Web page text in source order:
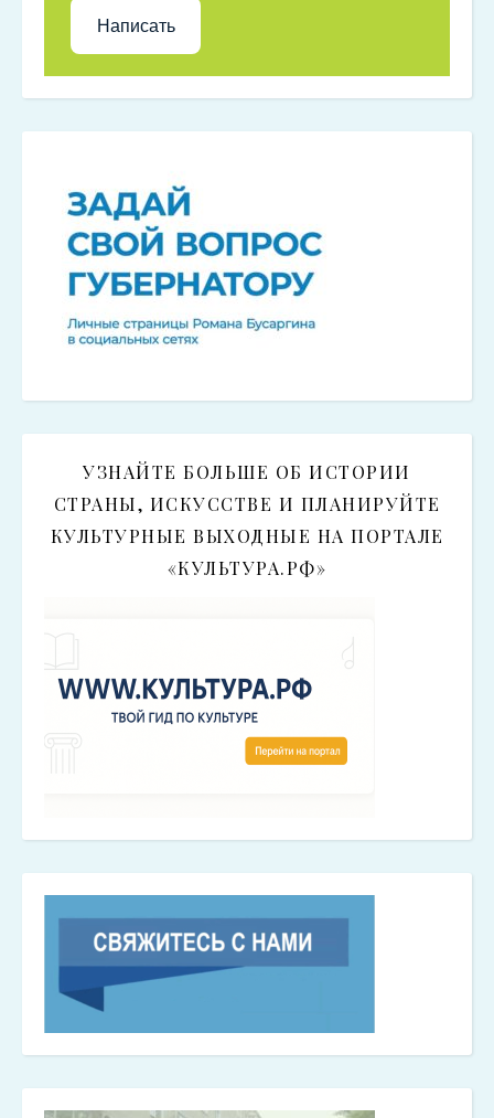
Написать
УЗНАЙТЕ БОЛЬШЕ ОБ ИСТОРИИ
СТРАНЫ, ИСКУССТВЕ И ПЛАНИРУЙТЕ
КУЛЬТУРНЫЕ ВЫХОДНЫЕ НА ПОРТАЛЕ
«КУЛЬТУРА.РФ»